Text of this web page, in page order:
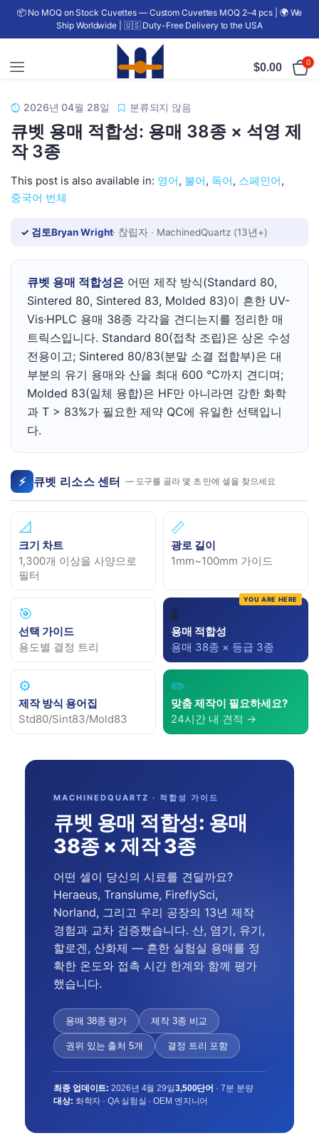
📦 No MOQ on Stock Cuvettes — Custom Cuvettes MOQ 2–4 pcs | 🌍 We
Ship Worldwide | 🇺🇸 Duty-Free Delivery to the USA
$0.00 0
2026년 04월 28일 분류되지 않음
큐벳 용매 적합성: 용매 38종 × 석영 제
작 3종
This post is also available in: 영어 불어 독어 스페인어
중국어 번체
✓ 검토Bryan Wright· 찭립자 · MachinedQuartz (13년+)
큐벳 용매 적합성은 어떤 제작 방식(Standard 80,
Sintered 80, Sintered 83, Molded 83)이 흔한 UV-
Vis·HPLC 용매 38종 각각을 견디는지를 정리한 매
트릭스입니다. Standard 80(접착 조립)은 상온 수성
전용이고; Sintered 80/83(분말 소결 접합부)은 대
부분의 유기 용매와 산을 최대 600 °C까지 견디며;
Molded 83(일체 융합)은 HF만 아니라면 강한 화학
과 T > 83%가 필요한 제약 QC에 유일한 선택입니
다.
⚡ 큐벳 리소스 센터 — 도구를 골라 몇 초 만에 셀을 찾으세요
📐
크기 차트
1,300개 이상을 사양으로
필터
📏
광로 길이
1mm~100mm 가이드
🎯
선택 가이드
용도별 결정 트리
🧪
용매 적합성
용매 38종 × 등급 3종
⚙️
제작 방식 용어집
Std80/Sint83/Mold83
✏️
맞춤 제작이 필요하세요?
24시간 내 견적 →
MACHINEDQUARTZ · 적합성 가이드
큐벳 용매 적합성: 용매
38종 × 제작 3종
어떤 셀이 당신의 시료를 견딜까요?
Heraeus, Translume, FireflySci,
Norland, 그리고 우리 공장의 13년 제작
경험과 교차 검증했습니다. 산, 염기, 유기,
할로겐, 산화제 — 흔한 실험실 용매를 정
확한 온도와 접촉 시간 한계와 함께 평가
했습니다.
용매 38종 평가 제작 3종 비교
권위 있는 출처 5개 결정 트리 포함
최종 업데이트: 2026년 4월 29일3,500단어 · 7분 분량
대상: 화학자 · QA 실험실 · OEM 엔지니어